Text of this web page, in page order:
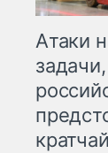
Атаки